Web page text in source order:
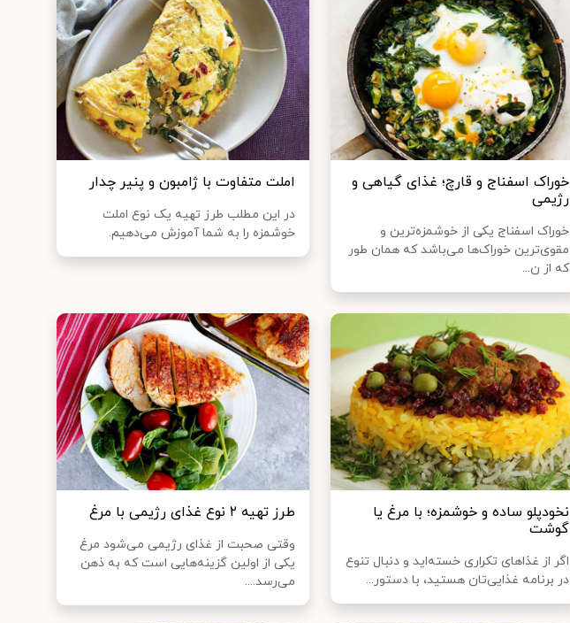
خوراک اسفناج و قارچ؛ غذای گیاهی و
رژیمی
خوراک اسفناج یکی از خوشمزه‌ترین و
مقوی‌ترین خوراک‌ها می‌باشد که همان طور
که از ن...
املت متفاوت با ژامبون و پنیر چدار
در این مطلب طرز تهیه یک نوع املت
خوشمزه را به شما آموزش می‌دهیم.
نخودپلو ساده و خوشمزه؛ با مرغ یا
گوشت
اگر از غذا‌های تکراری خسته‌اید و دنبال تنوع
در برنامه غذایی‌تان هستید، با دستور...
طرز تهیه ۲ نوع غذای رژیمی با مرغ
وقتی صحبت از غذای رژیمی می‌شود مرغ
یکی از اولین گزینه‌هایی است که به ذهن
می‌رسد....